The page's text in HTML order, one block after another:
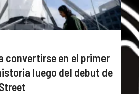
convertirse en el primer
luego del debut de